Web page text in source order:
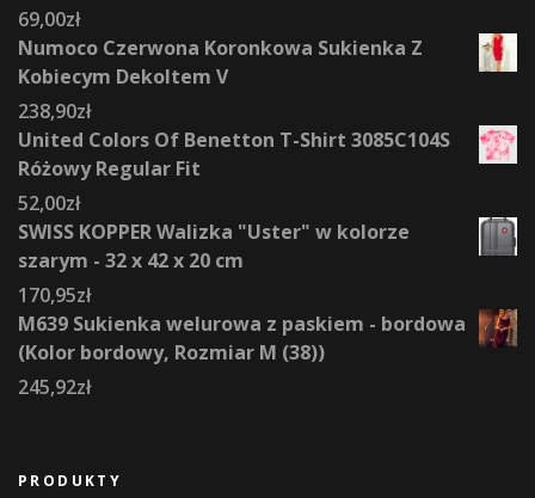
69,00zł
Numoco Czerwona Koronkowa Sukienka Z
Kobiecym Dekoltem V
238,90zł
United Colors Of Benetton T-Shirt 3085C104S
Różowy Regular Fit
52,00zł
SWISS KOPPER Walizka "Uster" w kolorze
szarym - 32 x 42 x 20 cm
170,95zł
M639 Sukienka welurowa z paskiem - bordowa
(Kolor bordowy, Rozmiar M (38))
245,92zł
PRODUKTY